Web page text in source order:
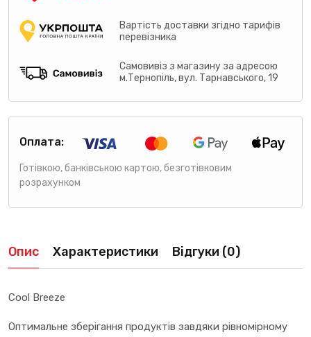
Вартість доставки згідно тарифів
перевізника
Самовивіз з магазину за адресою
м.Тернопіль, вул. Тарнавського, 19
Оплата:
Готівкою, банківською картою, безготівковим
розрахунком
Опис Характеристики Відгуки (0)
Cool Breeze
Оптимальне зберігання продуктів завдяки рівномірному